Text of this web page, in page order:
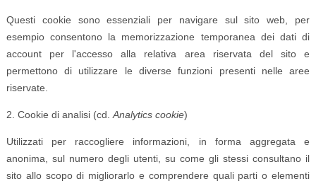
Questi cookie sono essenziali per navigare sul sito web, per
esempio consentono la memorizzazione temporanea dei dati di
account per l'accesso alla relativa area riservata del sito e
permettono di utilizzare le diverse funzioni presenti nelle aree
riservate.
2. Cookie di analisi (cd. Analytics cookie)
Utilizzati per raccogliere informazioni, in forma aggregata e
anonima, sul numero degli utenti, su come gli stessi consultano il
sito allo scopo di migliorarlo e comprendere quali parti o elementi